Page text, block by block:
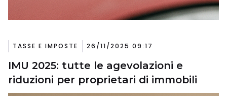
TASSE E IMPOSTE 26/11/2025 09:17
IMU 2025: tutte le agevolazioni e
riduzioni per proprietari di immobili